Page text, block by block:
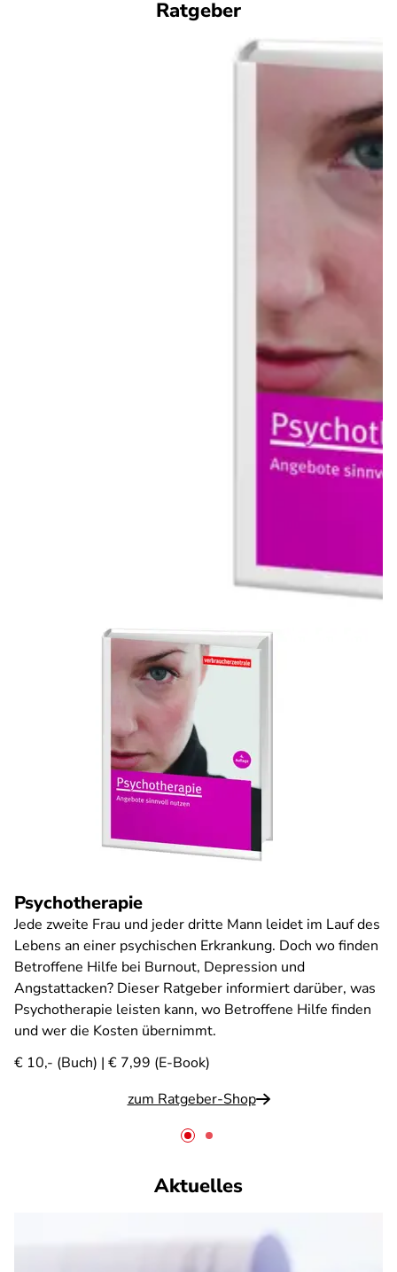
Ratgeber
Psychotherapie
Jede zweite Frau und jeder dritte Mann leidet im Lauf des
Lebens an einer psychischen Erkrankung. Doch wo finden
Betroffene Hilfe bei Burnout, Depression und
Angstattacken? Dieser Ratgeber informiert darüber, was
Psychotherapie leisten kann, wo Betroffene Hilfe finden
und wer die Kosten übernimmt.
€ 10,- (Buch) | € 7,99 (E-Book)
zum Ratgeber-Shop
Aktuelles